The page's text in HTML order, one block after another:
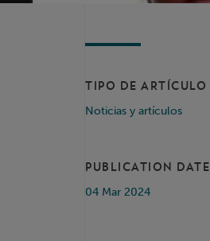
TIPO DE ARTÍCULO
Noticias y artículos
PUBLICATION DATE
04 Mar 2024